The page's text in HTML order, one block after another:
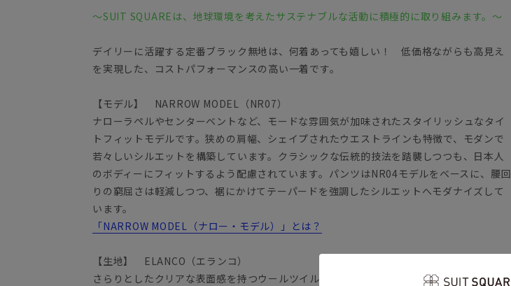
～SUIT SQUAREは、地球環境を考えたサステナブルな活動に積極的に取り組みます。～
デイリーに活躍する定番ブラック無地は、何着あっても嬉しい！ 低価格ながらも高見え
を実現した、コストパフォーマンスの高い一着です。
【モデル】 NARROW MODEL（NR07）
ナローラペルやセンターベントなど、モードな雰囲気が加味されたスタイリッシュなタイ
トフィットモデルです。狭めの肩幅、シェイプされたウエストラインも特徴で、モダンで
若々しいシルエットを構築しています。クラシックな伝統的技法を踏襲しつつも、日本人
のボディーにフィットするよう配慮されています。パンツはNR04モデルをベースに、腰回
りの窮屈さは軽減しつつ、裾にかけてテーパードを強調したシルエットへモダナイズして
います。
「NARROW MODEL（ナロー・モデル）」とは？
【生地】 ELANCO（エランコ）
さらりとしたクリアな表面感を持つウールツイル。ウールブレンドならではのソフトでし